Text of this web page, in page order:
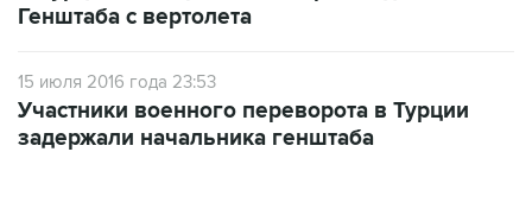
15 июля 2016 года 23:53
задержали начальника генштаба